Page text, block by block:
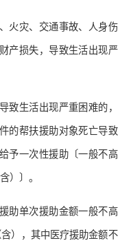
火灾、交通事故、人身伤
产损失，导致生活出现严
致生活出现严重困难的，
的帮扶援助对象死亡导致
予一次性援助〔一般不高
）〕。
助单次援助金额一般不高
），其中医疗援助金额不